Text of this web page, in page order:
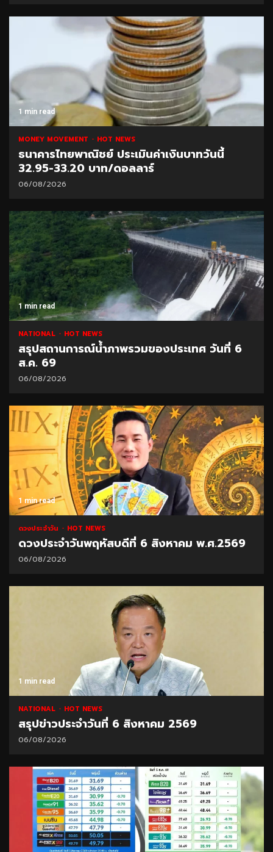
1 min read
MONEY MOVEMENT HOT NEWS
ธนาคารไทยพาณิชย์ ประเมินค่าเงินบาทวันนี้
32.95-33.20 บาท/ดอลลาร์
06/08/2026
1 min read
NATIONAL HOT NEWS
สรุปสถานการณ์น้ำภาพรวมของประเทศ วันที่ 6
ส.ค. 69
06/08/2026
1 min read
ดวงประจำวัน HOT NEWS
ดวงประจำวันพฤหัสบดีที่ 6 สิงหาคม พ.ศ.2569
06/08/2026
1 min read
NATIONAL HOT NEWS
สรุปข่าวประจำวันที่ 6 สิงหาคม 2569
06/08/2026